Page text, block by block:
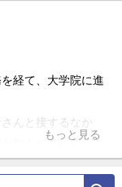
経て、大学院に進
んと接するなか
知られていないこ
もっと見る